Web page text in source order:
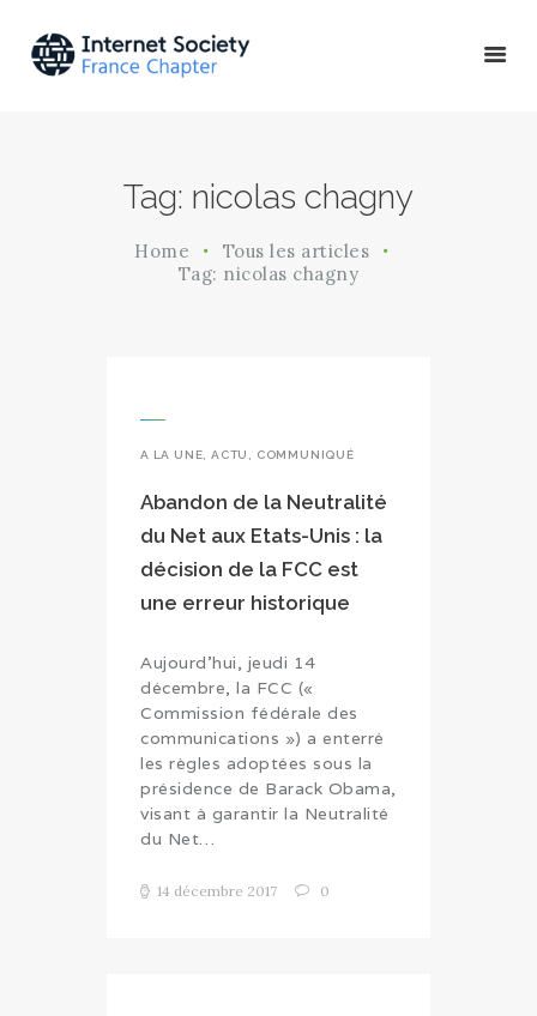
Tag: nicolas chagny
Home
Tous les articles
Tag: nicolas chagny
ACTU & ÉVÉNEMENTS
MISSIONS & PROJETS
A PROPOS
A LA UNE,ACTU , COMMUNIQUÉ
Abandon de la Neutralité
du Net aux Etats-Unis : la
décision de la FCC est
une erreur historique
Aujourd’hui, jeudi 14
décembre, la FCC («
Commission fédérale des
communications ») a enterré
les règles adoptées sous la
présidence de Barack Obama,
visant à garantir la Neutralité
du Net…
14 décembre 2017 0